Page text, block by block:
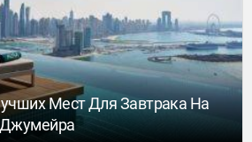
Старым городом и портом.
Мест Для Завтрака На